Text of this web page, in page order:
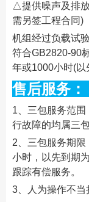
△提供噪声及排
需另签工程合同)
机组经过负载试
符合GB2820-90
年或1000小时(以
售后服务
1、三包服务范
行故障的均属三
2、三包服务期
小时，以先到期
跟踪有偿服务。
3、人为操作不当